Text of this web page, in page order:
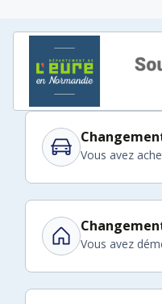
Vous avez
Vous avez